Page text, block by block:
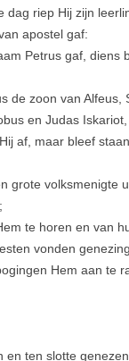
dag riep Hij zijn
apostel gaf:
Petrus gaf, diens
de zoon van Alfeus,
en Judas
af, maar bleef
grote volksmenigte
te horen en van
vonden
Hem aan te
en ten slotte